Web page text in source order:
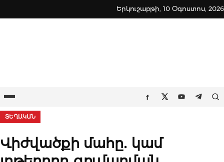
to
Երկուշաբթի, 10 Օգոստոս, 2026
Ընտրացանկ Facebook
TwitterYoutube
ՏԵՂԱԿԱՆ
Վիժվածքի մահը․ կամ